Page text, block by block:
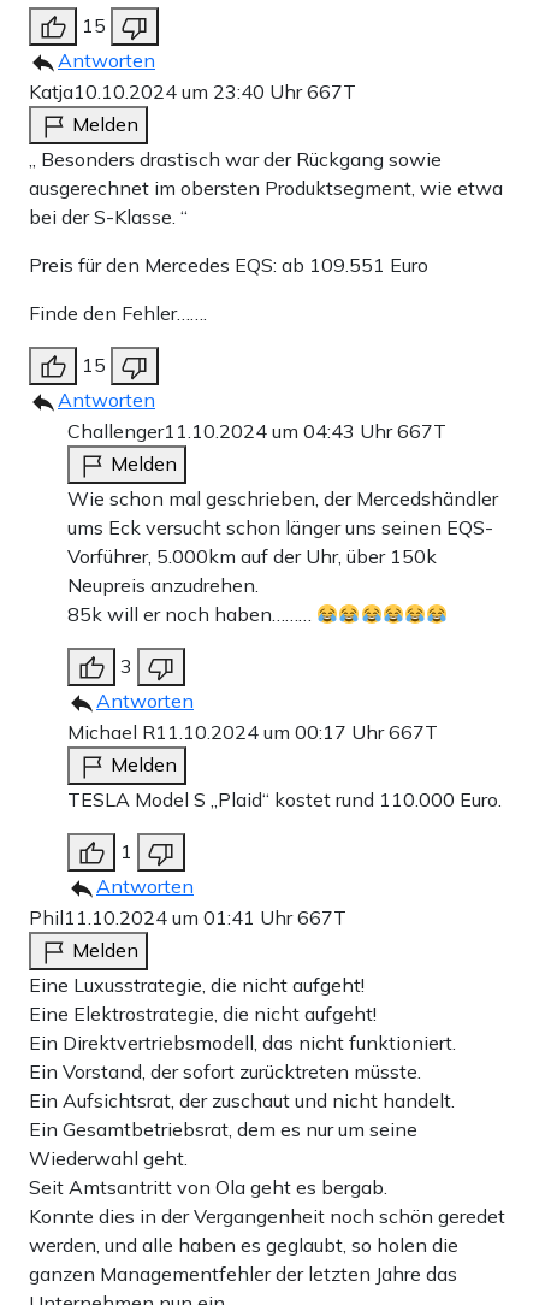
15
Antworten
Katja10.10.2024 um 23:40 Uhr667T
Melden
„ Besonders drastisch war der Rückgang sowie
ausgerechnet im obersten Produktsegment, wie etwa
bei der S-Klasse. “
Preis für den Mercedes EQS: ab 109.551 Euro
Finde den Fehler…….
15
Antworten
Challenger11.10.2024 um 04:43 Uhr667T
Melden
Wie schon mal geschrieben, der Mercedshändler
ums Eck versucht schon länger uns seinen EQS-
Vorführer, 5.000km auf der Uhr, über 150k
Neupreis anzudrehen.
85k will er noch haben………
3
Antworten
Michael R11.10.2024 um 00:17 Uhr667T
Melden
TESLA Model S „Plaid“ kostet rund 110.000 Euro.
1
Antworten
Phil11.10.2024 um 01:41 Uhr667T
Melden
Eine Luxusstrategie, die nicht aufgeht!
Eine Elektrostrategie, die nicht aufgeht!
Ein Direktvertriebsmodell, das nicht funktioniert.
Ein Vorstand, der sofort zurücktreten müsste.
Ein Aufsichtsrat, der zuschaut und nicht handelt.
Ein Gesamtbetriebsrat, dem es nur um seine
Wiederwahl geht.
Seit Amtsantritt von Ola geht es bergab.
Konnte dies in der Vergangenheit noch schön geredet
werden, und alle haben es geglaubt, so holen die
ganzen Managementfehler der letzten Jahre das